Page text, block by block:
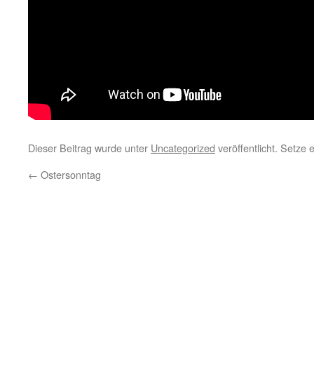
Dieser Beitrag wurde unter Uncategorized veröffentlicht. Setze
← Ostersonntag